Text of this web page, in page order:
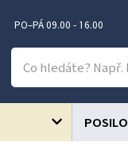
PO–PÁ 09.00 - 16.00